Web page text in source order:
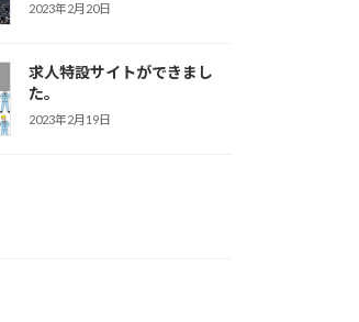
2023年2月20日
求人特設サイトができまし
た。
2023年2月19日